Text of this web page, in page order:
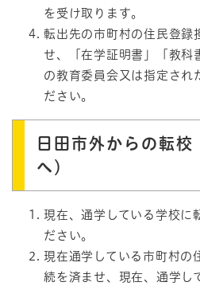
を受け取ります。
転出先の市町村の住民登録
せ、「在学証明書」「教科
の教育委員会又は指定され
ださい。
日田市外からの転校
へ）
現在、通学している学校に
ださい。
現在通学している市町村の
続を済ませ、現在、通学し